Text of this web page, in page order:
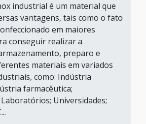
industrial é um material que
vantagens, tais como o fato
em maiores
conseguir realizar a
preparo e
materiais em variados
como: Indústria
farmacêutica;
Universidades;